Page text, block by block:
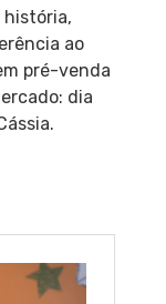
história,
ao
pré-venda
dia